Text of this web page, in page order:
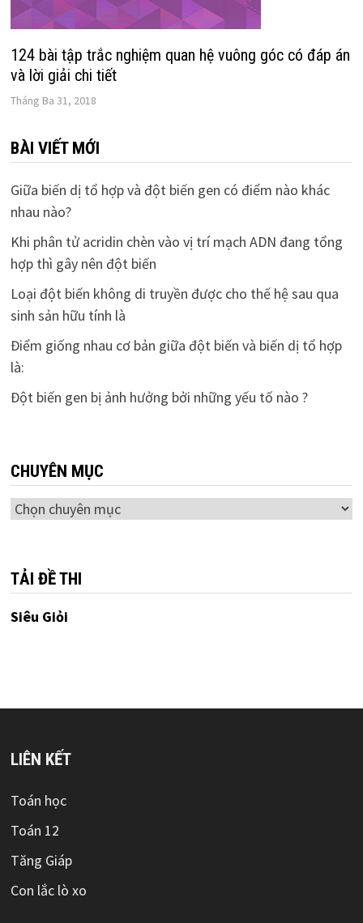
124 bài tập trắc nghiệm quan hệ vuông góc có đáp án
và lời giải chi tiết
Tháng Ba 31, 2018
BÀI VIẾT MỚI
Giữa biến dị tổ hợp và đột biến gen có điểm nào khác
nhau nào?
Khi phân tử acridin chèn vào vị trí mạch ADN đang tổng
hợp thì gây nên đột biến
Loại đột biến không di truyền được cho thế hệ sau qua
sinh sản hữu tính là
Điểm giống nhau cơ bản giữa đột biến và biến dị tổ hợp
là:
Đột biến gen bị ảnh hưởng bởi những yếu tố nào ?
CHUYÊN MỤC
Chuyên
TẢI ĐỀ THI
Siêu Giỏi
LIÊN KẾT
Toán học
Toán 12
Tăng Giáp
Con lắc lò xo